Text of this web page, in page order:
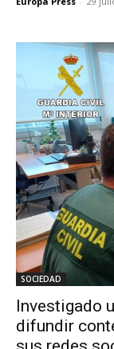
SOCIEDAD
Investigado
difundir